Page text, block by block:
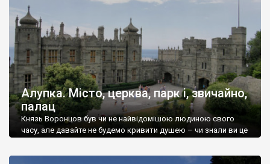
Алупка. Місто, церква, парк і, звичайно,
палац
Князь Воронцов був чи не найвідомішою людиною свого
часу, але давайте не будемо кривити душею – чи знали ви це